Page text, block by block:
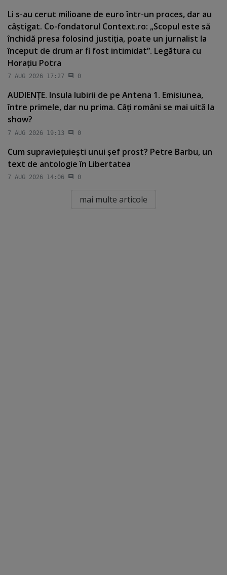
Li s-au cerut milioane de euro într-un proces, dar au
câştigat. Co-fondatorul Context.ro: „Scopul este să
închidă presa folosind justiţia, poate un jurnalist la
început de drum ar fi fost intimidat”. Legătura cu
Horaţiu Potra
7 AUG 2026 17:27 0
AUDIENŢE. Insula Iubirii de pe Antena 1. Emisiunea,
între primele, dar nu prima. Câţi români se mai uită la
show?
7 AUG 2026 19:13 0
Cum supravieţuieşti unui şef prost? Petre Barbu, un
text de antologie în Libertatea
7 AUG 2026 14:06 0
mai multe articole